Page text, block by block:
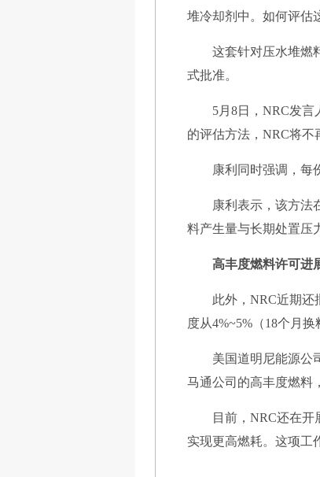
堆冷却剂中。如何评估
这套针对压水堆燃
式批准。
5月8日，NRC发言
的评估方法，NRC将不
康利同时强调，每
康利表示，该方法
料产生量与长期处置压
高丰度燃料许可进
此外，NRC近期还
度从4%~5%（18个月
美国道明尼能源公
马通公司的高丰度燃料
目前，NRC还在
实现更高燃耗。这项工